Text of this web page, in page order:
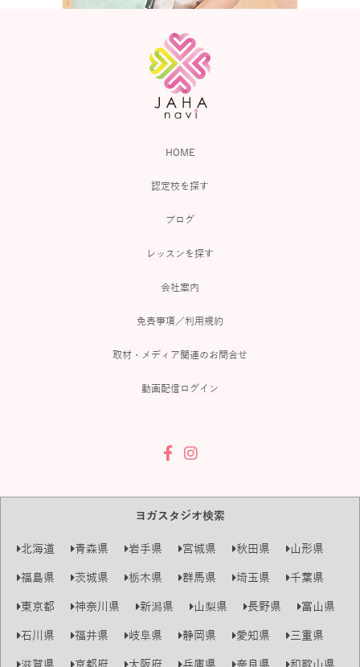
HOME
認定校を探す
ブログ
レッスンを探す
会社案内
免責事項／利用規約
取材・メディア関連のお問合せ
動画配信ログイン
ヨガスタジオ検索
北海道 青森県 岩手県 宮城県 秋田県
山形県
福島県
茨城県 栃木県 群馬県 埼玉県
千葉県
東京都
神奈川県 新潟県 山梨県 長野県
富山県
石川県
福井県 岐阜県 静岡県 愛知県
三重県